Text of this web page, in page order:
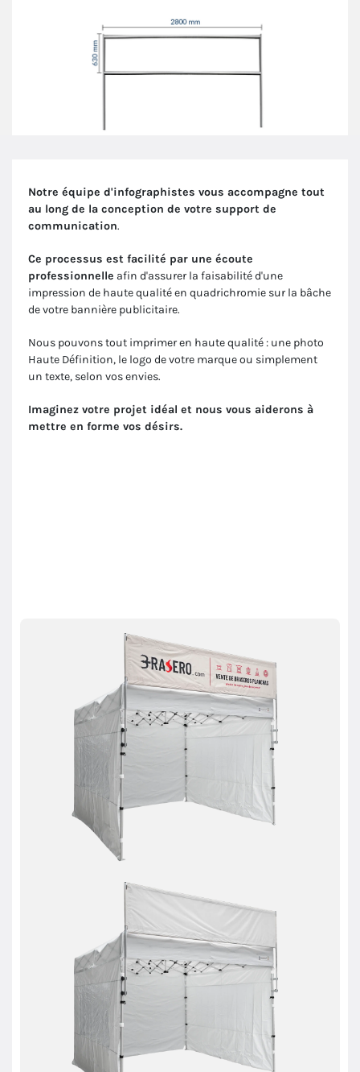
Notre équipe d'infographistes vous accompagne tout
au long de la conception de votre support de
communication.
Ce processus est facilité par une écoute
professionnelle afin d'assurer la faisabilité d'une
impression de haute qualité en quadrichromie sur la bâche
de votre bannière publicitaire.
Nous pouvons tout imprimer en haute qualité : une photo
Haute Définition, le logo de votre marque ou simplement
un texte, selon vos envies.
Imaginez votre projet idéal et nous vous aiderons à
mettre en forme vos désirs.